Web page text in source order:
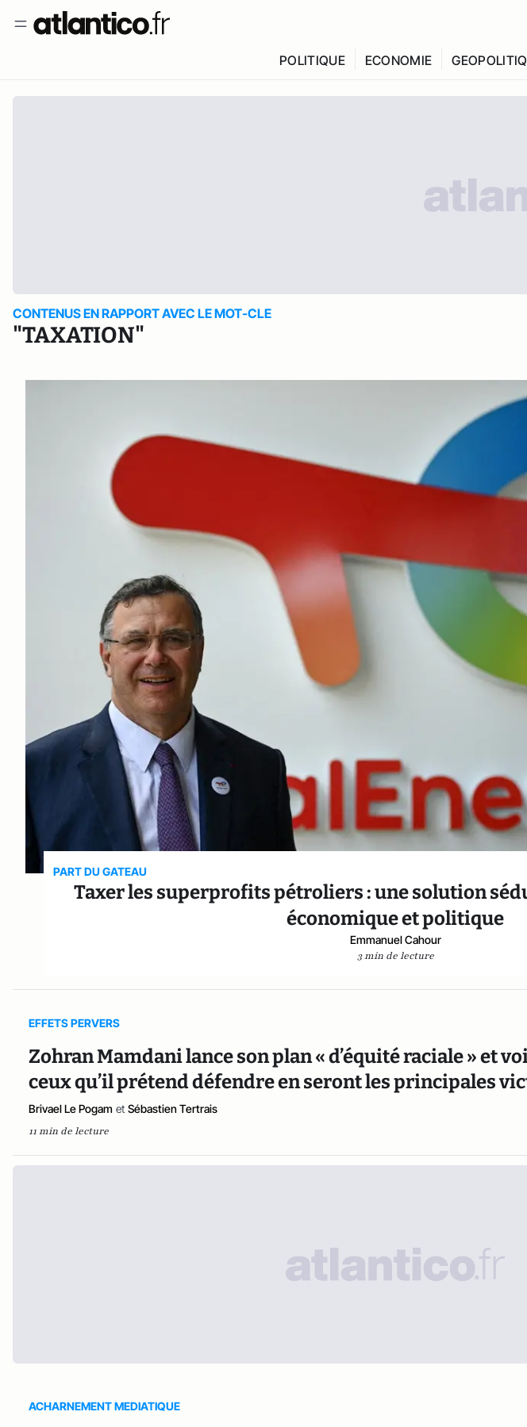
POLITIQUE ECONOMIE
CONTENUS EN RAPPORT AVEC LE MOT-CLE
"TAXATION"
PART DU GATEAU
Taxer les superprofits pétroliers : une solution
économique et politique
Emmanuel Cahour
3 min de lecture
EFFETS PERVERS
Zohran Mamdani lance son plan « d’équité raciale » et
ceux qu’il prétend défendre en seront les principales
Brivael Le Pogam et Sébastien Tertrais
11 min de lecture
ACHARNEMENT MEDIATIQUE